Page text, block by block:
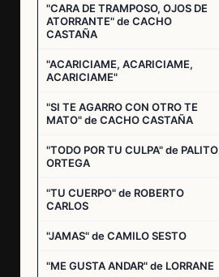
"CARA DE TRAMPOSO, OJOS DE
ATORRANTE" de CACHO
CASTAÑA
"ACARICIAME, ACARICIAME,
ACARICIAME"
"SI TE AGARRO CON OTRO TE
MATO" de CACHO CASTAÑA
"TODO POR TU CULPA" de PALITO
ORTEGA
"TU CUERPO" de ROBERTO
CARLOS
"JAMAS" de CAMILO SESTO
"ME GUSTA ANDAR" de LORRANE